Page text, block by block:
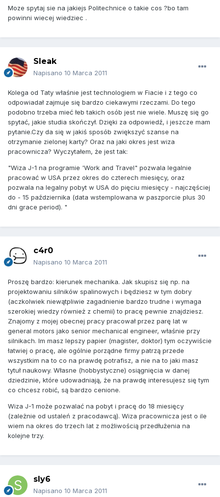
Moze spytaj sie na jakiejs Politechnice o takie cos ?bo tam
powinni wiecej wiedziec .
Sleak
Napisano 10 Marca 2011
Kolega od Taty właśnie jest technologiem w Fiacie i z tego co
odpowiadał zajmuje się bardzo ciekawymi rzeczami. Do tego
podobno trzeba mieć łeb takich osób jest nie wiele. Muszę się go
spytać, jakie studia skończył. Dzięki za odpowiedź, i jeszcze mam
pytanie.Czy da się w jakiś sposób zwiększyć szanse na
otrzymanie zielonej karty? Oraz na jaki okres jest wiza
pracownicza? Wyczytałem, że jest tak:
"Wiza J-1 na programie 'Work and Travel" pozwala legalnie
pracować w USA przez okres do czterech miesięcy, oraz
pozwala na legalny pobyt w USA do pięciu miesięcy - najczęściej
do - 15 października (data wstemplowana w paszporcie plus 30
dni grace period). "
c4r0
Napisano 10 Marca 2011
Proszę bardzo: kierunek mechanika. Jak skupisz się np. na
projektowaniu silników spalinowych i będziesz w tym dobry
(aczkolwiek niewątpliwie zagadnienie bardzo trudne i wymaga
szerokiej wiedzy również z chemii) to pracę pewnie znajdziesz.
Znajomy z mojej obecnej pracy pracował przez parę lat w
general motors jako senior mechanical engineer, właśnie przy
silnikach. Im masz lepszy papier (magister, doktor) tym oczywiście
łatwiej o pracę, ale ogólnie porządne firmy patrzą przede
wszystkim na to co na prawdę potrafisz, a nie na to jaki masz
tytuł naukowy. Własne (hobbystyczne) osiągnięcia w danej
dziedzinie, które udowadniają, że na prawdę interesujesz się tym
co chcesz robić, są bardzo cenione.
Wiza J-1 może pozwalać na pobyt i pracę do 18 miesięcy
(zależnie od ustaleń z pracodawcą). Wiza pracownicza jest o ile
wiem na okres do trzech lat z możliwością przedłużenia na
kolejne trzy.
sly6
Napisano 10 Marca 2011